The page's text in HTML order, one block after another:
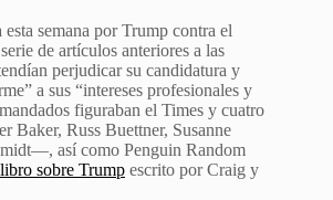
semana por Trump contra el
de artículos anteriores a las
perjudicar su candidatura y
a sus “intereses profesionales y
figuraban el Times y cuatro
Baker, Russ Buettner, Susanne
así como Penguin Random
sobre Trump escrito por Craig y